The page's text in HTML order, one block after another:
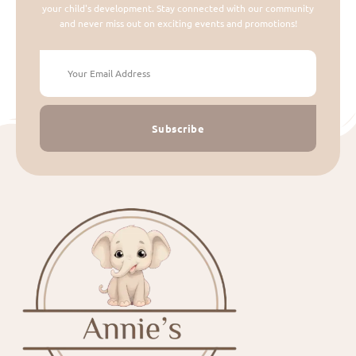
your child's development. Stay connected with our community
and never miss out on exciting events and promotions!
Subscribe